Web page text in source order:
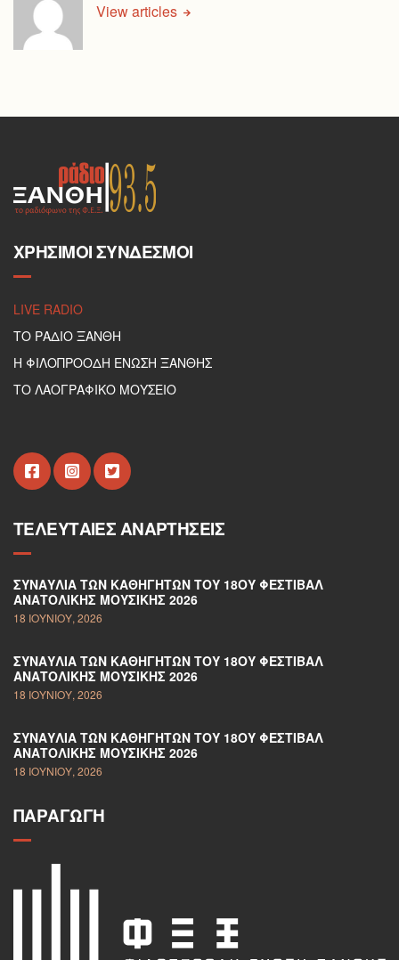
View articles
ΧΡΉΣΙΜΟΙ ΣΎΝΔΕΣΜΟΙ
LIVE RADIO
ΤΟ ΡΑΔΙΟ ΞΑΝΘΗ
Η ΦΙΛΟΠΡΟΟΔΗ ΕΝΩΣΗ ΞΑΝΘΗΣ
ΤΟ ΛΑΟΓΡΑΦΙΚΟ ΜΟΥΣΕΙΟ
ΤΕΛΕΥΤΑΊΕΣ ΑΝΑΡΤΉΣΕΙΣ
ΣΥΝΑΥΛΊΑ ΤΩΝ ΚΑΘΗΓΗΤΏΝ ΤΟΥ 18ΟΥ ΦΕΣΤΙΒΆΛ
ΑΝΑΤΟΛΙΚΉΣ ΜΟΥΣΙΚΉΣ 2026
18 ΙΟΥΝΊΟΥ, 2026
ΣΥΝΑΥΛΊΑ ΤΩΝ ΚΑΘΗΓΗΤΏΝ ΤΟΥ 18ΟΥ ΦΕΣΤΙΒΆΛ
ΑΝΑΤΟΛΙΚΉΣ ΜΟΥΣΙΚΉΣ 2026
18 ΙΟΥΝΊΟΥ, 2026
ΣΥΝΑΥΛΊΑ ΤΩΝ ΚΑΘΗΓΗΤΏΝ ΤΟΥ 18ΟΥ ΦΕΣΤΙΒΆΛ
ΑΝΑΤΟΛΙΚΉΣ ΜΟΥΣΙΚΉΣ 2026
18 ΙΟΥΝΊΟΥ, 2026
ΠΑΡΑΓΩΓΉ